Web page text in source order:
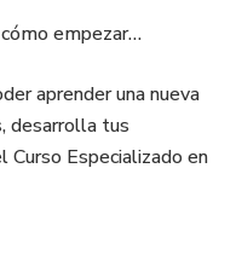
empezar…
aprender una nueva
desarrolla tus
Curso Especializado en
en repostería, la